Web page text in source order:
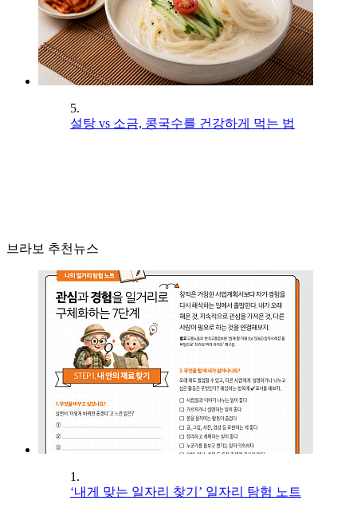
5.
설탕 vs 소금, 콩국수를 건강하게 먹는 법
브라보 추천뉴스
1.
‘내게 맞는 일자리 찾기’ 일자리 탐험 노트